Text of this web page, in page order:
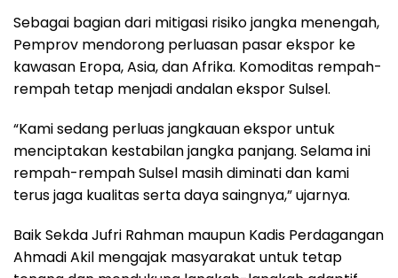
Sebagai bagian dari mitigasi risiko jangka menengah,
Pemprov mendorong perluasan pasar ekspor ke
kawasan Eropa, Asia, dan Afrika. Komoditas rempah-
rempah tetap menjadi andalan ekspor Sulsel.
“Kami sedang perluas jangkauan ekspor untuk
menciptakan kestabilan jangka panjang. Selama ini
rempah-rempah Sulsel masih diminati dan kami
terus jaga kualitas serta daya saingnya,” ujarnya.
Baik Sekda Jufri Rahman maupun Kadis Perdagangan
Ahmadi Akil mengajak masyarakat untuk tetap